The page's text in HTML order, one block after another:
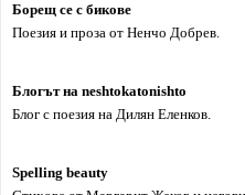
Борещ се с бикове
Поезия и проза от Ненчо Добрев.
Блогът на neshtokatonishto
Блог с поезия на Дилян Еленков.
Spelling beauty